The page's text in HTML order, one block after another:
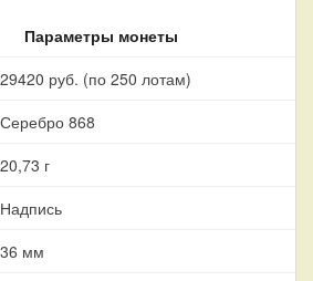
Параметры монеты
29420 руб. (по 250 лотам)
Серебро 868
20,73 г
Надпись
36 мм